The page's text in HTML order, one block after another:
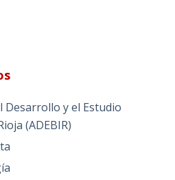
Desarrollo y el Estudio
(ADEBIR)